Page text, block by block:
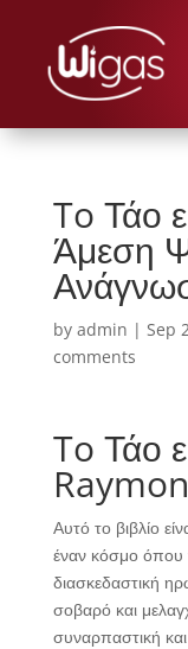
To Τάο
Άμεση
by admin | Sep
comments
To Τάο
Αυτό το βιβλίο
έναν κόσμο όπου
διασκεδαστική
σοβαρό και
συναρπαστική